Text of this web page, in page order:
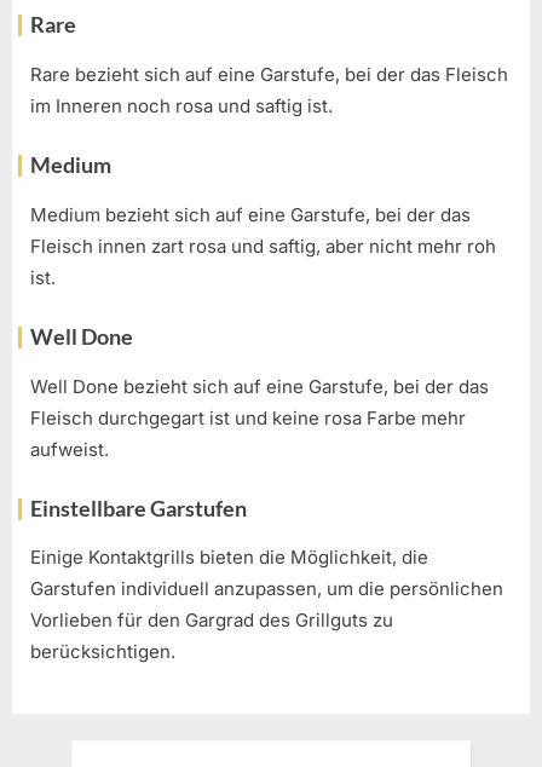
Rare
Rare bezieht sich auf eine Garstufe, bei der das Fleisch
im Inneren noch rosa und saftig ist.
Medium
Medium bezieht sich auf eine Garstufe, bei der das
Fleisch innen zart rosa und saftig, aber nicht mehr roh
ist.
Well Done
Well Done bezieht sich auf eine Garstufe, bei der das
Fleisch durchgegart ist und keine rosa Farbe mehr
aufweist.
Einstellbare Garstufen
Einige Kontaktgrills bieten die Möglichkeit, die
Garstufen individuell anzupassen, um die persönlichen
Vorlieben für den Gargrad des Grillguts zu
berücksichtigen.